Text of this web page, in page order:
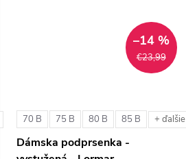
€23,99
–14 %
70 B 75 B 80 B 85 B + ďalšie
Dámska podprsenka -